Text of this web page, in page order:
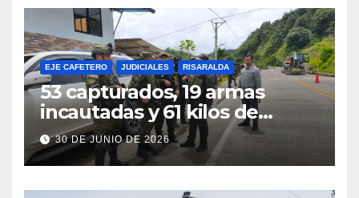
EJE CAFETERO JUDICIALES RISARALDA
53 capturados, 19 armas
incautadas y 61 kilos de
explosivos decomisados: el
balance del Batallón San
Mateo en Risaralda
30 DE JUNIO DE 2026